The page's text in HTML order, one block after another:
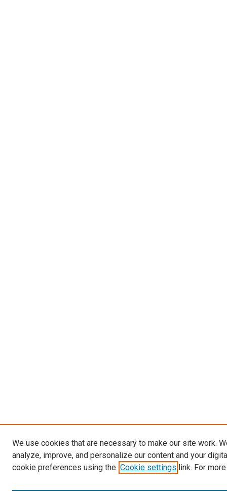
We use cookies that are necessary to make our site work.
analyze, improve, and personalize our content and your
cookie preferences using the Cookie settings link. For